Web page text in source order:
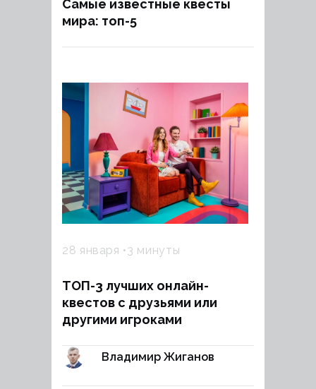
Владимир Жиганов
Самые известные квесты
мира: топ-5
28 января 3 минуты
ТОП-3 лучших онлайн-
квестов с друзьями или
другими игроками